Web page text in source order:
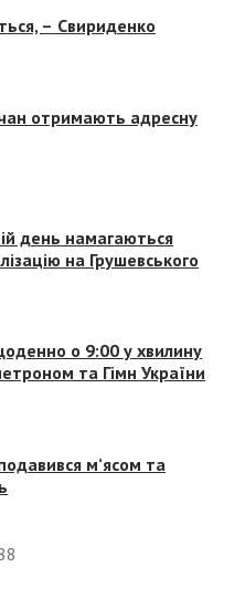
– Свириденко
отримають адресну
день намагаються
на Грушевського
о 9:00 у хвилину
та Гімн України
м’ясом та